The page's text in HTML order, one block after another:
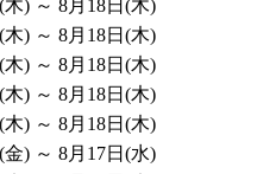
木) ～ 8月18日(木)
木) ～ 8月18日(木)
木) ～ 8月18日(木)
木) ～ 8月18日(木)
木) ～ 8月18日(木)
金) ～ 8月17日(水)